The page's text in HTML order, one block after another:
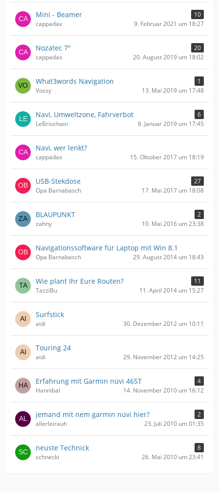
Mini - Beamer
10
cappadax
9. Februar 2021 um 18:27
Nozatec 7"
20
cappadax
20. August 2019 um 18:02
What3words Navigation
1
Vossy
13. Mai 2019 um 17:48
Navi, Umweltzone, Fahrverbot
6
LeBriochain
8. Januar 2019 um 17:45
Navi, wer lenkt?
cappadax 15. Oktober 2017 um 18:19
USB-Stekdose
27
Opa Barnabasch
17. Mai 2017 um 18:08
BLAUPUNKT
2
zahny
10. Mai 2016 um 23:38
Navigationssoftware für Laptop mit Win 8.1
Opa Barnabasch 29. August 2014 um 18:43
Wie plant Ihr Eure Routen?
11
TazziBu
11. April 2014 um 15:27
Surfstick
aidi 30. Dezember 2012 um 10:11
Touring 24
aidi 29. November 2012 um 14:25
Erfahrung mit Garmin nüvi 465T
4
Hannibal
14. November 2010 um 16:12
jemand mit nem garmin nüvi hier?
2
allerleirauh
23. Juli 2010 um 01:35
neuste Technick
8
schnecki
26. Mai 2010 um 23:41